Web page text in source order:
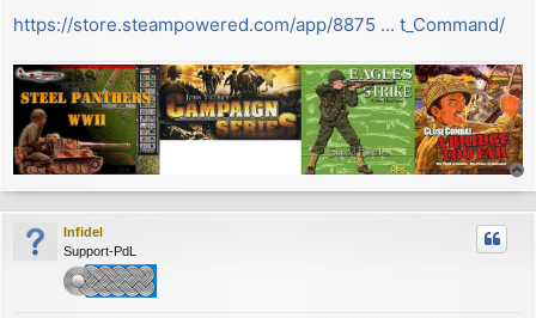
e
https://store.steampowered.com/app/8875 ... t_Command/
r
r
Infidel
Support-PdL